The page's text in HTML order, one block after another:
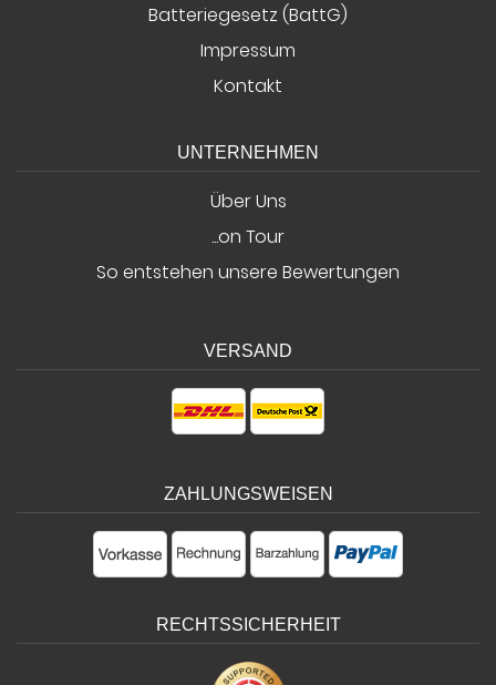
Batteriegesetz (BattG)
Impressum
Kontakt
UNTERNEHMEN
Über Uns
...on Tour
So entstehen unsere Bewertungen
VERSAND
ZAHLUNGSWEISEN
RECHTSSICHERHEIT